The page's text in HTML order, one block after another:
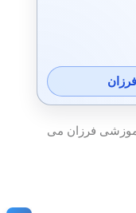
فرزان می